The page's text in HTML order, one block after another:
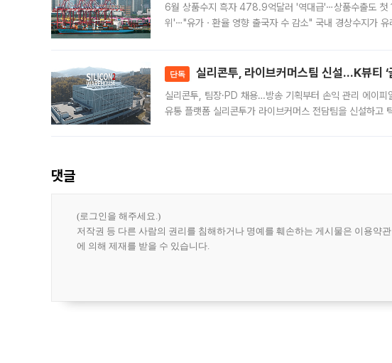
6월 상품수지 흑자 478.9억달러 '역대급'⋯상품수출도
위'⋯"유가ㆍ환율 영향 출국자 수 감소" 국내 경상수지가
단독 실리콘투, 라이브커머스팀 신설…K뷰티 ‘
실리콘투, 팀장·PD 채용…방송 기획부터 손익 관리 에이피
유통 플랫폼 실리콘투가 라이브커머스 전담팀을 신설하고
댓글